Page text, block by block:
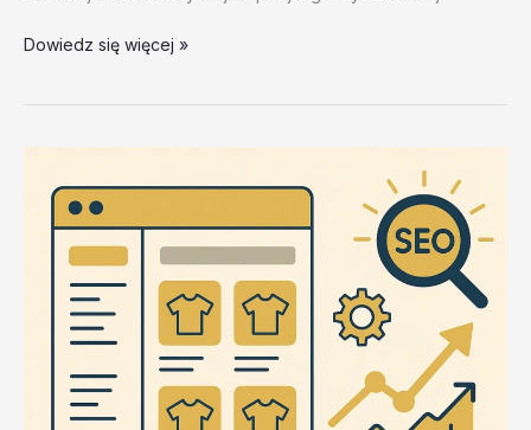
Zalety
podejsc
20260202
Dowiedz się więcej »